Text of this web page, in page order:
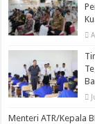
Menteri ATR/Kepala